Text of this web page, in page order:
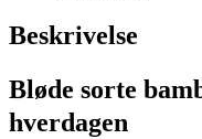
Beskrivelse
Bløde sorte
hverdagen